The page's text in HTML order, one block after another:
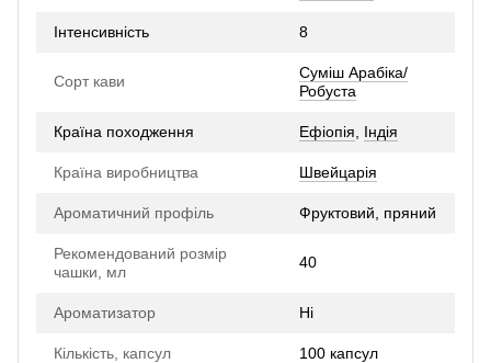
Інтенсивність 8
Сорт кави
Суміш Арабіка/
Робуста
Країна походження Ефіопія Індія
Країна виробництва Швейцарія
Ароматичний профіль Фруктовий, пряний
Рекомендований розмір
чашки, мл
40
Ароматизатор Ні
Кількість, капсул 100 капсул